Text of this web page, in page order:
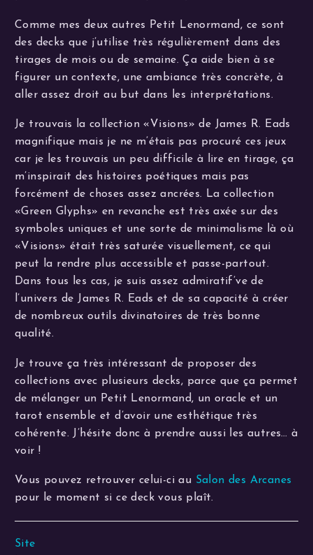
Comme mes deux autres Petit Lenormand, ce sont
des decks que j’utilise très régulièrement dans des
tirages de mois ou de semaine. Ça aide bien à se
figurer un contexte, une ambiance très concrète, à
aller assez droit au but dans les interprétations.
Je trouvais la collection «Visions» de James R. Eads
magnifique mais je ne m’étais pas procuré ces jeux
car je les trouvais un peu difficile à lire en tirage, ça
m’inspirait des histoires poétiques mais pas
forcément de choses assez ancrées. La collection
«Green Glyphs» en revanche est très axée sur des
symboles uniques et une sorte de minimalisme là où
«Visions» était très saturée visuellement, ce qui
peut la rendre plus accessible et passe-partout.
Dans tous les cas, je suis assez admiratif’ve de
l’univers de James R. Eads et de sa capacité à créer
de nombreux outils divinatoires de très bonne
qualité.
Je trouve ça très intéressant de proposer des
collections avec plusieurs decks, parce que ça permet
de mélanger un Petit Lenormand, un oracle et un
tarot ensemble et d’avoir une esthétique très
cohérente. J’hésite donc à prendre aussi les autres… à
voir !
Vous pouvez retrouver celui-ci au Salon des Arcanes
pour le moment si ce deck vous plaît.
Site